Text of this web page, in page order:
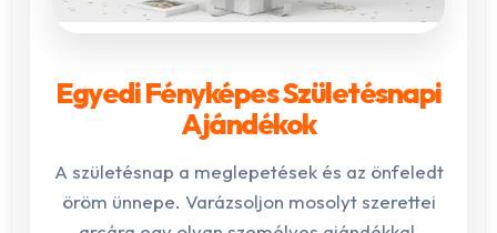
Egyedi Fényképes Születésnapi
Ajándékok
A születésnap a meglepetések és az önfeledt
öröm ünnepe. Varázsoljon mosolyt szerettei